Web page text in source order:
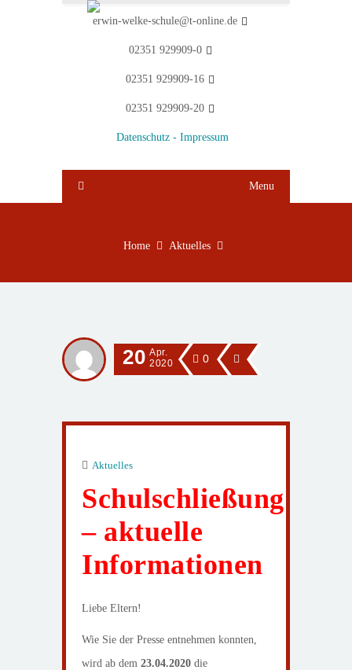
erwin-welke-schule@t-online.de
02351 929909-0
02351 929909-16
02351 929909-20
Datenschutz - Impressum
Menu
Home Aktuelles
20 Apr.
2020
0
Aktuelles
Schulschließung
– aktuelle
Informationen
Liebe Eltern!
Wie Sie der Presse entnehmen konnten,
wird ab dem 23.04.2020 die